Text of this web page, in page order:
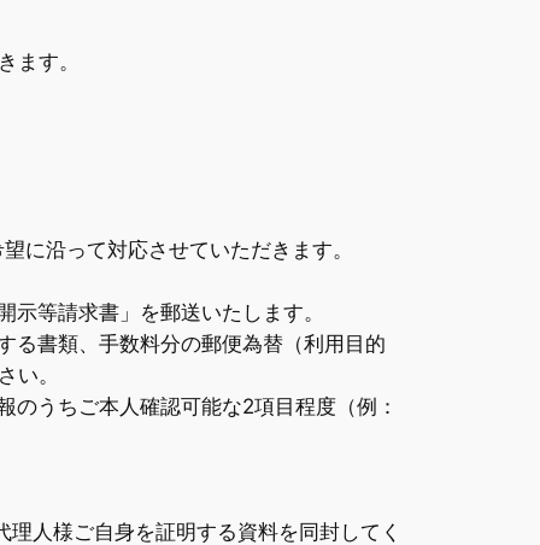
ます。
に沿って対応させていただきます。
等請求書」を郵送いたします。
書類、手数料分の郵便為替（利用目的
い。
うちご本人確認可能な2項目程度（例：
人様ご自身を証明する資料を同封してく